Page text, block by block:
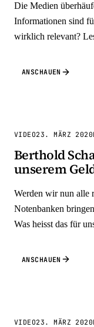
Die Medien
Informationen sind
wirklich relevant?
ANSCHAUEN
VIDEO23. MÄRZ 2020
Berthold
unserem
Werden wir nun alle
Notenbanken
Was heisst das für
ANSCHAUEN
VIDEO23. MÄRZ 2020